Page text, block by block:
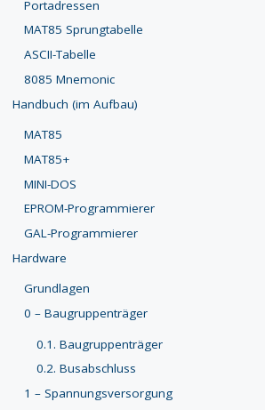
Portadressen
MAT85 Sprungtabelle
ASCII-Tabelle
8085 Mnemonic
Handbuch (im Aufbau)
MAT85
MAT85+
MINI-DOS
EPROM-Programmierer
GAL-Programmierer
Hardware
Grundlagen
0 – Baugruppenträger
0.1. Baugruppenträger
0.2. Busabschluss
1 – Spannungsversorgung